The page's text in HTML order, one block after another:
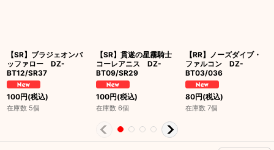
【SR】ブラジェオンバ
ッファロー DZ-
BT12/SR37
100円(税込)
在庫数 5個
【SR】貫遂の星霧騎士
コーレアニス DZ-
BT09/SR29
100円(税込)
在庫数 6個
【RR】ノーズダイブ・
ファルコン DZ-
BT03/036
80円(税込)
在庫数 7個